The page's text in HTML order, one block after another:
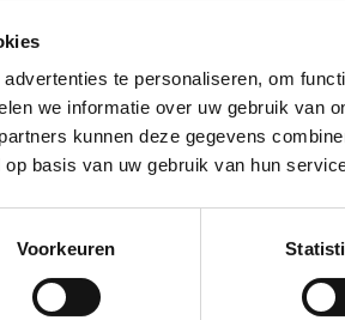
te personaliseren, om
we informatie over uw gebruik van
kunnen deze gegevens
basis van uw gebruik van hun
Voorkeuren